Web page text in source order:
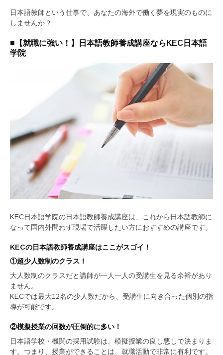
日本語教師という仕事で、あなたの海外で働く夢を現実のものに
しませんか？
■【就職に強い！】日本語教師養成講座ならKEC日本語
学院
KEC日本語学院の日本語教師養成講座は、これから日本語教師に
なって国内外問わず現場で活躍したい方におすすめの講座です。
KECの日本語教師養成講座はここがスゴイ！
①超少人数制のクラス！
大人数制のクラスだと講師が一人一人の受講生を見る余裕があり
ません。
KECでは最大12名の少人数だから、受講生に向き合った個別の指
導が可能です。
②模擬授業の回数が圧倒的に多い！
日本語学校・機関の採用試験は、模擬授業の良し悪しで決まりま
す。つまり、授業ができることは、就職活動で非常に有利です。